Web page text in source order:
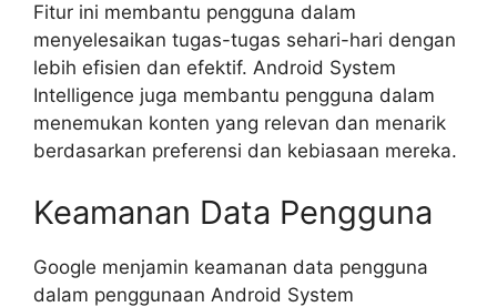
Fitur ini membantu pengguna dalam
menyelesaikan tugas-tugas sehari-hari dengan
lebih efisien dan efektif. Android System
Intelligence juga membantu pengguna dalam
menemukan konten yang relevan dan menarik
berdasarkan preferensi dan kebiasaan mereka.
Keamanan Data Pengguna
Google menjamin keamanan data pengguna
dalam penggunaan Android System